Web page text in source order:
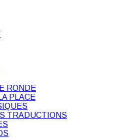
RONDE
PLACE
TRADUCTIONS